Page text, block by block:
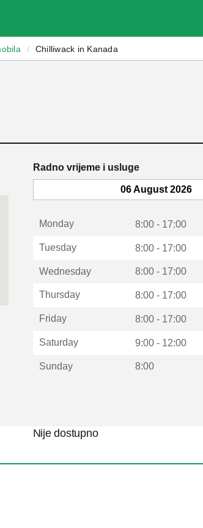
/ Chilliwack in Kanada
Radno vrijeme i usluge
06 August 2026
Monday 8:00 - 17:00
Tuesday 8:00 - 17:00
Wednesday 8:00 - 17:00
Thursday 8:00 - 17:00
Friday 8:00 - 17:00
Saturday 9:00 - 12:00
Sunday 8:00
Nije dostupno